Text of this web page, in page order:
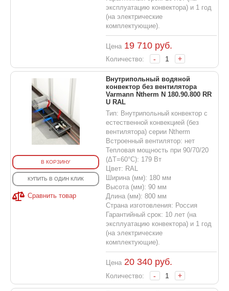
эксплуатацию конвектора) и 1 год
(на электрические
комплектующие).
Цена 19 710руб.
Количество: - +
В КОРЗИНУ
КУПИТЬ В ОДИН КЛИК
Сравнить товар
Внутрипольный водяной
конвектор без вентилятора
Varmann Ntherm N 180.90.800 RR
U RAL
Тип: Внутрипольный конвектор с
естественной конвекцией (без
вентилятора) серии Ntherm
Встроенный вентилятор: нет
Тепловая мощность при 90/70/20
(ΔT=60°C): 179 Вт
Цвет: RAL
Ширина (мм): 180 мм
Высота (мм): 90 мм
Длина (мм): 800 мм
Страна изготовления: Россия
Гарантийный срок: 10 лет (на
эксплуатацию конвектора) и 1 год
(на электрические
комплектующие).
Цена 20 340руб.
Количество: - +